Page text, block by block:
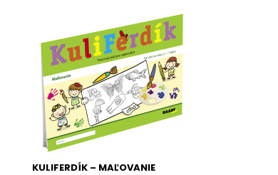
KULIFERDÍK – MAĽOVANIE